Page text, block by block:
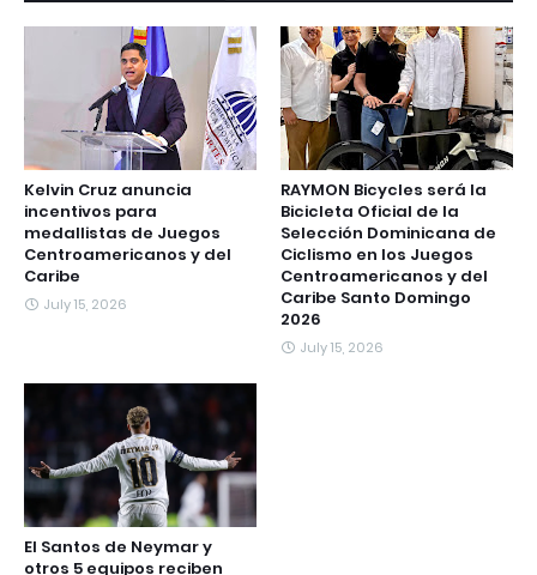
Kelvin Cruz anuncia
incentivos para
medallistas de Juegos
Centroamericanos y del
Caribe
July 15, 2026
RAYMON Bicycles será la
Bicicleta Oficial de la
Selección Dominicana de
Ciclismo en los Juegos
Centroamericanos y del
Caribe Santo Domingo
2026
July 15, 2026
El Santos de Neymar y
otros 5 equipos reciben